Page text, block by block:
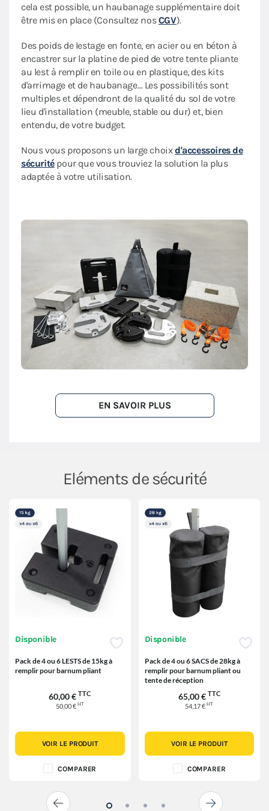
cela est possible, un haubanage supplémentaire doit
être mis en place (Consultez nosCGV).
Des poids de lestage en fonte, en acier ou en béton à
encastrer sur la platine de pied de votre tente pliante
au lest à remplir en toile ou en plastique, des kits
d'arrimage et de haubanage… Les possibilités sont
multiples et dépendront de la qualité du sol de votre
lieu d'installation (meuble, stable ou dur) et, bien
entendu, de votre budget.
Nous vous proposons un large choixd'accessoires de
sécuritépour que vous trouviez la solution la plus
adaptée à votre utilisation.
EN SAVOIR PLUS
Eléments de sécurité
Disponible
Pack de 4 ou 6 LESTS de 15kg à
remplir pour barnum pliant
60,00 € TTC
50,00 € HT
VOIR LE PRODUIT
COMPARER
Disponible
Pack de 4 ou 6 SACS de 28kg à
remplir pour barnum pliant ou
tente de réception
65,00 € TTC
54,17 €HT
VOIR LE PRODUIT
COMPARER